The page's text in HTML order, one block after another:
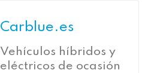
Carblue.es
Vehículos híbridos y
eléctricos de ocasión